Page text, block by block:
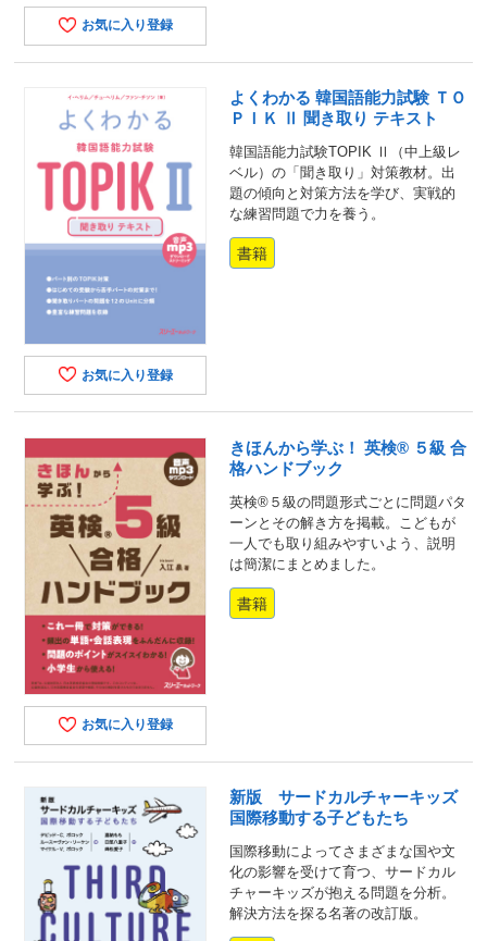
お気に入り登録
お気に入り登録
よくわかる 韓国語能力試験 ＴＯ
ＰＩＫ Ⅱ 聞き取り テキスト
韓国語能力試験TOPIK Ⅱ（中上級レ
ベル）の「聞き取り」対策教材。出
題の傾向と対策方法を学び、実戦的
な練習問題で力を養う。
書籍
お気に入り登録
きほんから学ぶ！ 英検® ５級 合
格ハンドブック
英検®５級の問題形式ごとに問題パタ
ーンとその解き方を掲載。こどもが
一人でも取り組みやすいよう、説明
は簡潔にまとめました。
書籍
新版 サードカルチャーキッズ
国際移動する子どもたち
国際移動によってさまざまな国や文
化の影響を受けて育つ、サードカル
チャーキッズが抱える問題を分析。
解決方法を探る名著の改訂版。